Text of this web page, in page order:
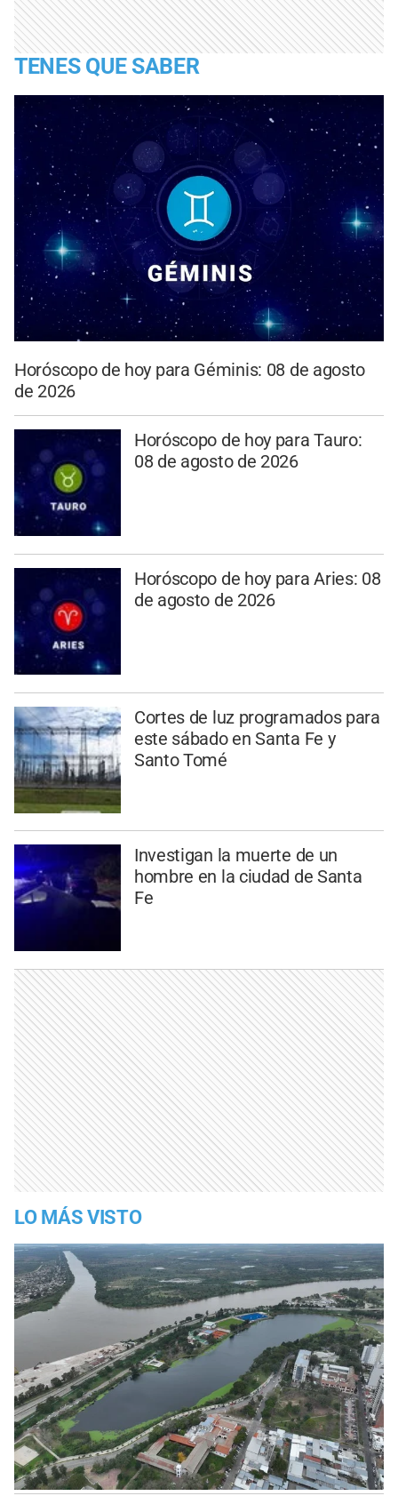
TENES QUE SABER
Horóscopo de hoy para Géminis: 08 de agosto
de 2026
Horóscopo de hoy para Tauro:
08 de agosto de 2026
Horóscopo de hoy para Aries: 08
de agosto de 2026
Cortes de luz programados para
este sábado en Santa Fe y
Santo Tomé
Investigan la muerte de un
hombre en la ciudad de Santa
Fe
LO MÁS VISTO